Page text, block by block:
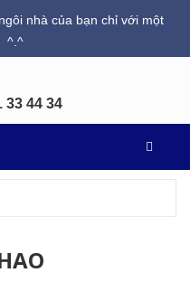
nhà của bạn chỉ với một
^.^
33 44 34